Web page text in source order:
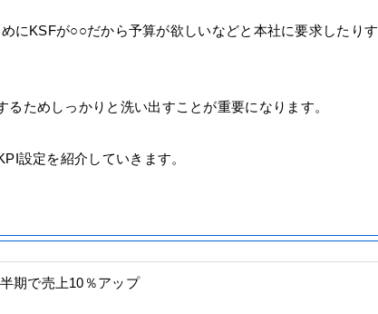
にKSFが○○だから予算が欲しいなどと本社に要求したりす
ためしっかりと洗い出すことが重要になります。
設定を紹介していきます。
期で売上10％アップ